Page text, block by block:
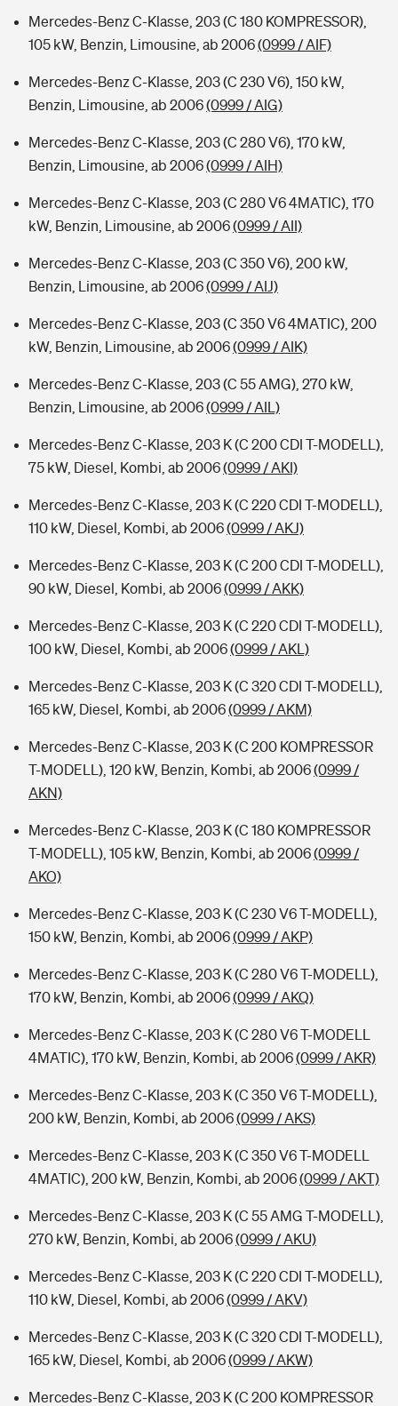
Mercedes-Benz C-Klasse, 203 (C 180 KOMPRESSOR),
105 kW, Benzin, Limousine, ab 2006(0999 / AIF)
Mercedes-Benz C-Klasse, 203 (C 230 V6), 150 kW,
Benzin, Limousine, ab 2006(0999 / AIG)
Mercedes-Benz C-Klasse, 203 (C 280 V6), 170 kW,
Benzin, Limousine, ab 2006(0999 / AIH)
Mercedes-Benz C-Klasse, 203 (C 280 V6 4MATIC), 170
kW, Benzin, Limousine, ab 2006(0999 / AII)
Mercedes-Benz C-Klasse, 203 (C 350 V6), 200 kW,
Benzin, Limousine, ab 2006(0999 / AIJ)
Mercedes-Benz C-Klasse, 203 (C 350 V6 4MATIC), 200
kW, Benzin, Limousine, ab 2006(0999 / AIK)
Mercedes-Benz C-Klasse, 203 (C 55 AMG), 270 kW,
Benzin, Limousine, ab 2006(0999 / AIL)
Mercedes-Benz C-Klasse, 203 K (C 200 CDI T-MODELL),
75 kW, Diesel, Kombi, ab 2006(0999 / AKI)
Mercedes-Benz C-Klasse, 203 K (C 220 CDI T-MODELL),
110 kW, Diesel, Kombi, ab 2006(0999 / AKJ)
Mercedes-Benz C-Klasse, 203 K (C 200 CDI T-MODELL),
90 kW, Diesel, Kombi, ab 2006(0999 / AKK)
Mercedes-Benz C-Klasse, 203 K (C 220 CDI T-MODELL),
100 kW, Diesel, Kombi, ab 2006(0999 / AKL)
Mercedes-Benz C-Klasse, 203 K (C 320 CDI T-MODELL),
165 kW, Diesel, Kombi, ab 2006(0999 / AKM)
Mercedes-Benz C-Klasse, 203 K (C 200 KOMPRESSOR
T-MODELL), 120 kW, Benzin, Kombi, ab 2006(0999 /
AKN)
Mercedes-Benz C-Klasse, 203 K (C 180 KOMPRESSOR
T-MODELL), 105 kW, Benzin, Kombi, ab 2006(0999 /
AKO)
Mercedes-Benz C-Klasse, 203 K (C 230 V6 T-MODELL),
150 kW, Benzin, Kombi, ab 2006(0999 / AKP)
Mercedes-Benz C-Klasse, 203 K (C 280 V6 T-MODELL),
170 kW, Benzin, Kombi, ab 2006(0999 / AKQ)
Mercedes-Benz C-Klasse, 203 K (C 280 V6 T-MODELL
4MATIC), 170 kW, Benzin, Kombi, ab 2006(0999 / AKR)
Mercedes-Benz C-Klasse, 203 K (C 350 V6 T-MODELL),
200 kW, Benzin, Kombi, ab 2006(0999 / AKS)
Mercedes-Benz C-Klasse, 203 K (C 350 V6 T-MODELL
4MATIC), 200 kW, Benzin, Kombi, ab 2006(0999 / AKT)
Mercedes-Benz C-Klasse, 203 K (C 55 AMG T-MODELL),
270 kW, Benzin, Kombi, ab 2006(0999 / AKU)
Mercedes-Benz C-Klasse, 203 K (C 220 CDI T-MODELL),
110 kW, Diesel, Kombi, ab 2006(0999 / AKV)
Mercedes-Benz C-Klasse, 203 K (C 320 CDI T-MODELL),
165 kW, Diesel, Kombi, ab 2006(0999 / AKW)
Mercedes-Benz C-Klasse, 203 K (C 200 KOMPRESSOR